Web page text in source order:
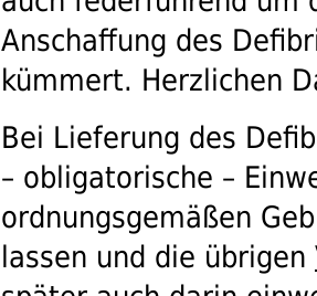
Anschaffung des
kümmert. Herzlichen
Bei Lieferung des
– obligatorische –
ordnungsgemäßen
lassen und die übrigen